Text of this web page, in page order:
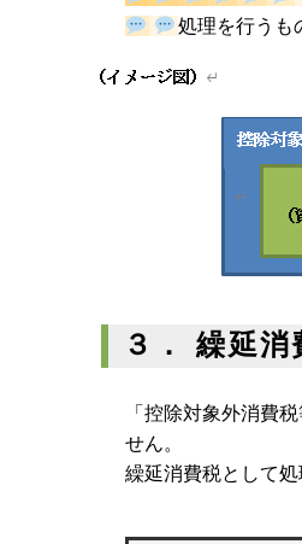
処理を
３． 繰延
「控除対象外消費
せん。
繰延消費税として処